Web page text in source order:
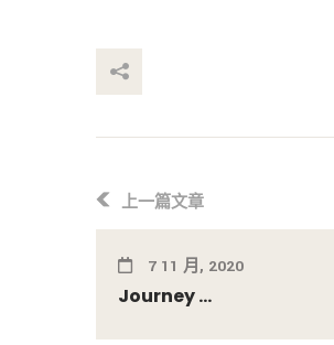
上一篇文章
7 11 月, 2020
Journey ...